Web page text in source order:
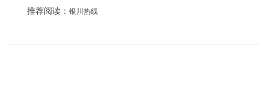
推荐阅读： 银川热线